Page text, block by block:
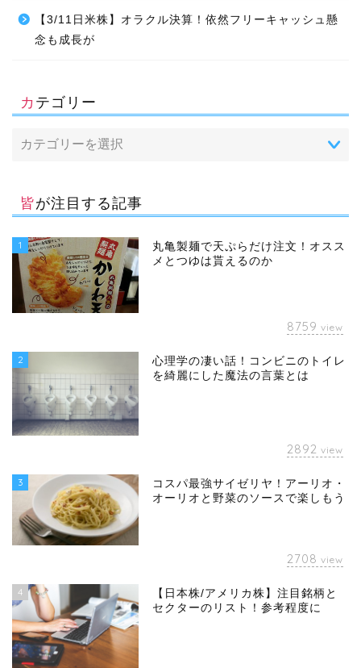
【3/11日米株】オラクル決算！依然フリーキャッシュ懸
念も成長が
カテゴリー
皆が注目する記事
1
丸亀製麺で天ぷらだけ注文！オスス
メとつゆは貰えるのか
8759 view
2
心理学の凄い話！コンビニのトイレ
を綺麗にした魔法の言葉とは
2892 view
3
コスパ最強サイゼリヤ！アーリオ・
オーリオと野菜のソースで楽しもう
2708 view
4
【日本株/アメリカ株】注目銘柄と
セクターのリスト！参考程度に